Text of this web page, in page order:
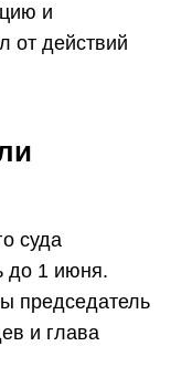
и
от действий
суда
до 1 июня.
председатель
и глава